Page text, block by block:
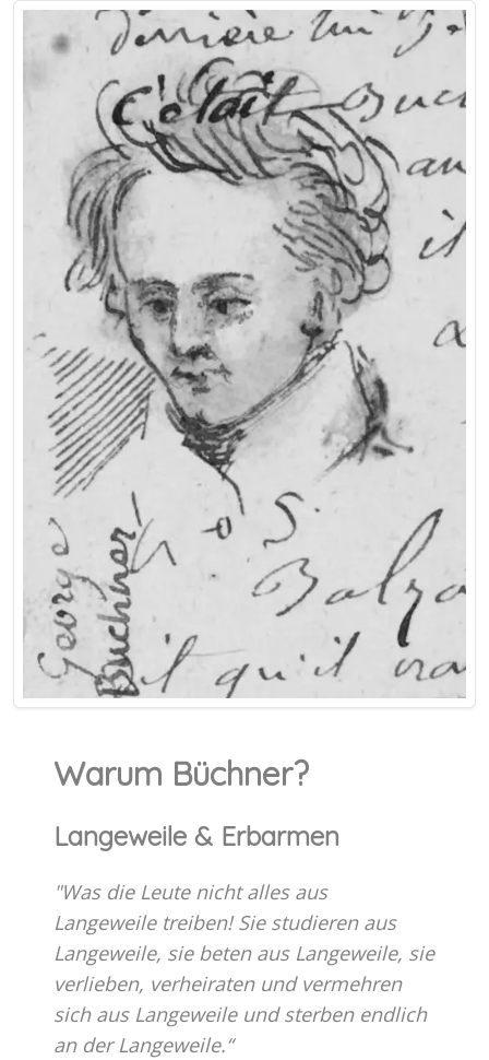
Warum Büchner?
Langeweile & Erbarmen
"Was die Leute nicht alles aus
Langeweile treiben! Sie studieren aus
Langeweile, sie beten aus Langeweile, sie
verlieben, verheiraten und vermehren
sich aus Langeweile und sterben endlich
an der Langeweile.“